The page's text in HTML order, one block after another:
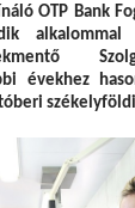
OTP Bank
évekhez